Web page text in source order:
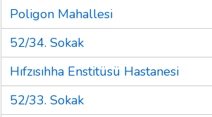
Poligon Mahallesi
52/34. Sokak
Hıfzısıhha Enstitüsü Hastanesi
52/33. Sokak